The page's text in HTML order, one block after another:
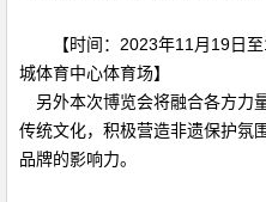
【时间：2023年11月19日
城体育中心体育场】
另外本次博览会将融合各方力
传统文化，积极营造非遗保护氛
品牌的影响力。